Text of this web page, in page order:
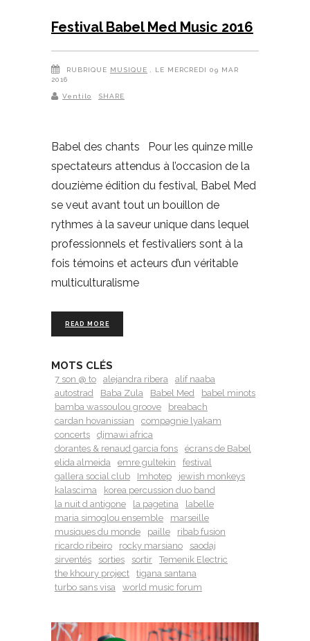
Festival Babel Med Music 2016
RUBRIQUE MUSIQUE
, LE MERCREDI 09 MAR
2016
Ventilo SHARE
Babel des chants Pour les quinze mille
spectateurs attendus à l’occasion de la
douzième édition du festival, Babel Med
se veut avant tout un bouillon de
rythmes à la saveur unique dans lequel
professionnels et festivaliers sont à la
fois témoins et acteurs d’un véritable
multiculturalisme
READ MORE
MOTS CLÉS
7 son @ to alejandra ribera
alif naaba
autostrad
Baba Zula Babel Med
babel minots
bamba wassoulou groove
breabach
cardan hovanissian
compagnie lyakam
concerts
djmawi africa
dorantes & renaud garcia fons
écrans de Babel
elida almeida
emre gultekin
festival
gallera social club
Imhotep
jewish monkeys
kalascima
korea percussion duo band
la nuit d antigone
la pagetina
labelle
maria simoglou ensemble
marseille
musiques du monde
paille
ribab fusion
ricardo ribeiro
rocky marsiano
saodaj
sirventés
sorties sortir
Temenik Electric
the khoury project
tigana santana
turbo sans visa
world music forum